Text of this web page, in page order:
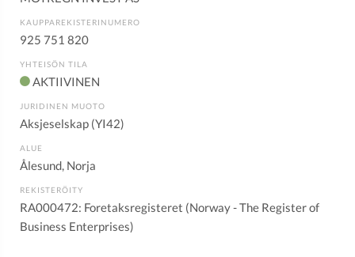
KAUPPAREKISTERINUMERO
925 751 820
YHTEISÖN TILA
AKTIIVINEN
JURIDINEN MUOTO
Aksjeselskap (YI42)
ALUE
Ålesund, Norja
REKISTERÖITY
RA000472: Foretaksregisteret (Norway - The Register of
Business Enterprises)